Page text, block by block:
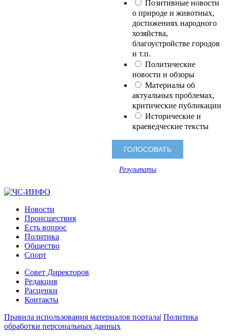
Позитивные новости
о природе и животных,
достижениях народного
хозяйства,
благоустройстве городов
и т.п.
Политические
новости и обзоры
Материалы об
актуальных проблемах,
критические публикации
Исторические и
краеведческие тексты
Результаты
Новости
Происшествия
Есть вопрос
Политика
Общество
Спорт
Совет Директоров
Редакция
Расценки
Контакты
Правила использования материалов портала| Политика
обработки персональных данных